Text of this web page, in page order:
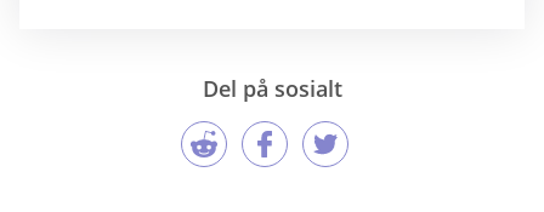
Del på sosialt